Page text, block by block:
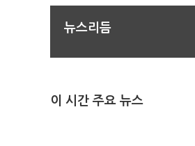
뉴스리듬
이 시간 주요 뉴스